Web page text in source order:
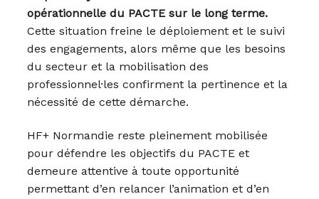
opérationnelle du PACTE sur le long terme.
Cette situation freine le déploiement et le suivi
des engagements, alors même que les besoins
du secteur et la mobilisation des
professionnel·les confirment la pertinence et la
nécessité de cette démarche.
HF+ Normandie reste pleinement mobilisée
pour défendre les objectifs du PACTE et
demeure attentive à toute opportunité
permettant d’en relancer l’animation et d’en